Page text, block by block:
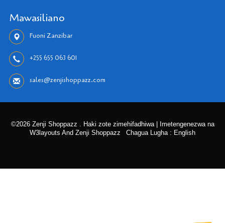
Mawasiliano
Fuoni Zanzibar
+255 655 063 601
sales@zenjishoppazz.com
©2026 Zenji Shoppazz . Haki zote zimehifadhiwa | Imetengenezwa na
W3layouts And Zenji Shoppazz
Chagua Lugha : English